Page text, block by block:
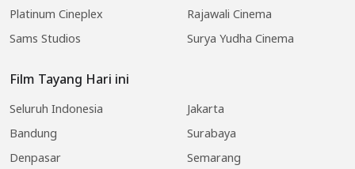
Platinum Cineplex
Rajawali Cinema
Sams Studios
Surya Yudha Cinema
Film Tayang Hari ini
Seluruh Indonesia
Jakarta
Bandung
Surabaya
Denpasar
Semarang